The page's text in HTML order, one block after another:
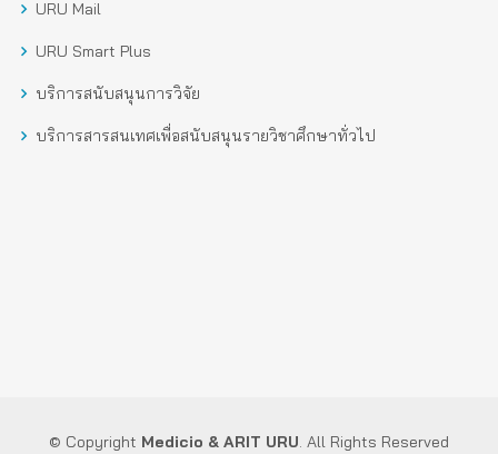
URU Mail
URU Smart Plus
บริการสนับสนุนการวิจัย
บริการสารสนเทศเพื่อสนับสนุนรายวิชาศึกษาทั่วไป
© Copyright Medicio & ARIT URU. All Rights Reserved